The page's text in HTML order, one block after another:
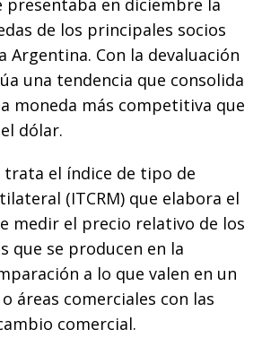
presentaba en diciembre la
de los principales socios
Argentina. Con la devaluación
una tendencia que consolida
moneda más competitiva que
dólar.
trata el índice de tipo de
(ITCRM) que elabora el
medir el precio relativo de los
que se producen en la
a lo que valen en un
áreas comerciales con las
comercial.